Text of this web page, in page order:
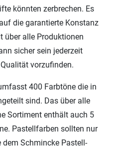
könnten zerbrechen. Es
die garantierte Konstanz
über alle Produktionen
sicher sein jederzeit
vorzufinden.
400 Farbtöne die in
sind. Das über alle
Sortiment enthält auch 5
Pastellfarben sollten nur
Schmincke Pastell-